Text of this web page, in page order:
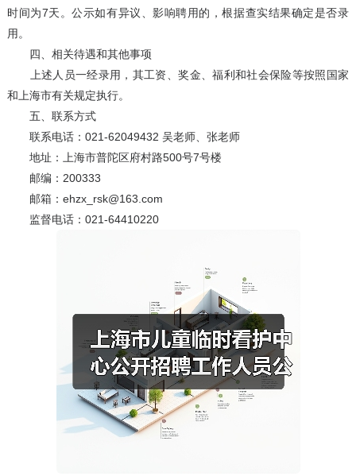
时间为7天。公示如有异议、影响聘用的，根据查实结果确定是否录
用。
四、相关待遇和其他事项
上述人员一经录用，其工资、奖金、福利和社会保险等按照国家
和上海市有关规定执行。
五、联系方式
联系电话：021-62049432 吴老师、张老师
地址：上海市普陀区府村路500号7号楼
邮编：200333
邮箱：ehzx_rsk@163.com
监督电话：021-64410220